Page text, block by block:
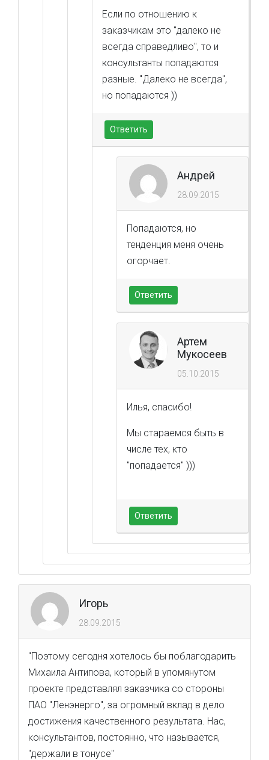
Если по отношению к
заказчикам это "далеко не
всегда справедливо", то и
консультанты попадаются
разные. "Далеко не всегда",
но попадаются ))
Ответить
Андрей
28.09.2015
Попадаются, но
тенденция меня очень
огорчает.
Ответить
Артем
Мукосеев
05.10.2015
Илья, спасибо!
Мы стараемся быть в
числе тех, кто
"попадается" )))
Ответить
Игорь
28.09.2015
"Поэтому сегодня хотелось бы поблагодарить
Михаила Антипова, который в упомянутом
проекте представлял заказчика со стороны
ПАО "Ленэнерго", за огромный вклад в дело
достижения качественного результата. Нас,
консультантов, постоянно, что называется,
"держали в тонусе"